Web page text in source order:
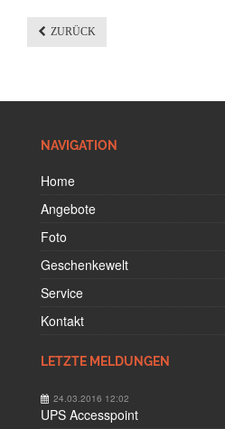
ZURÜCK
NAVIGATION
Home
Angebote
Foto
Geschenkewelt
Service
Kontakt
LETZTE MELDUNGEN
24.03.2016 12:02
UPS Accesspoint